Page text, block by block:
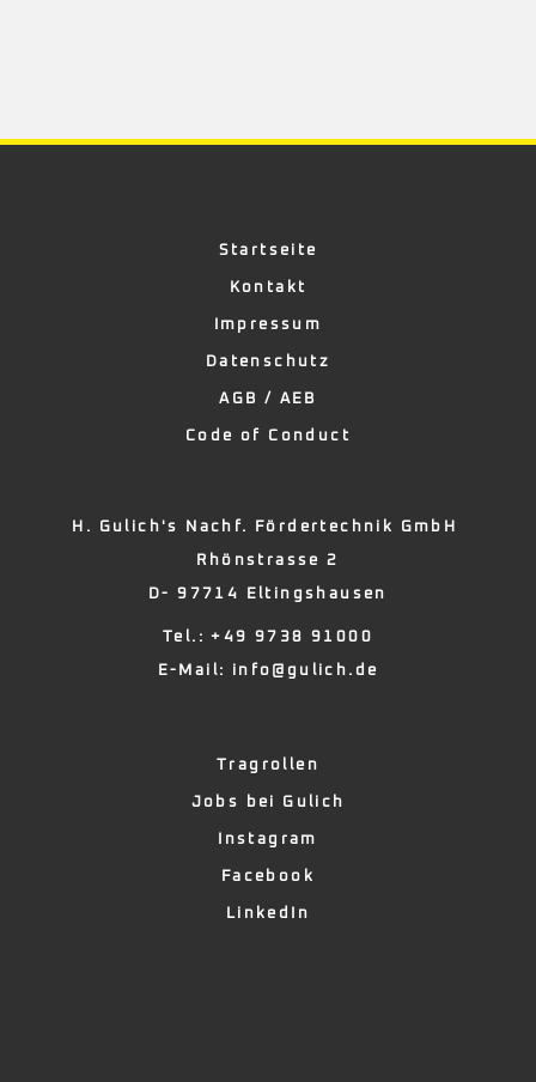
Startseite
Kontakt
Impressum
Datenschutz
AGB / AEB
Code of Conduct
H. Gulich's Nachf. Fördertechnik GmbH
Rhönstrasse 2
D- 97714 Eltingshausen
Tel.: +49 9738 91000
E-Mail: info@gulich.de
Tragrollen
Jobs bei Gulich
Instagram
Facebook
LinkedIn